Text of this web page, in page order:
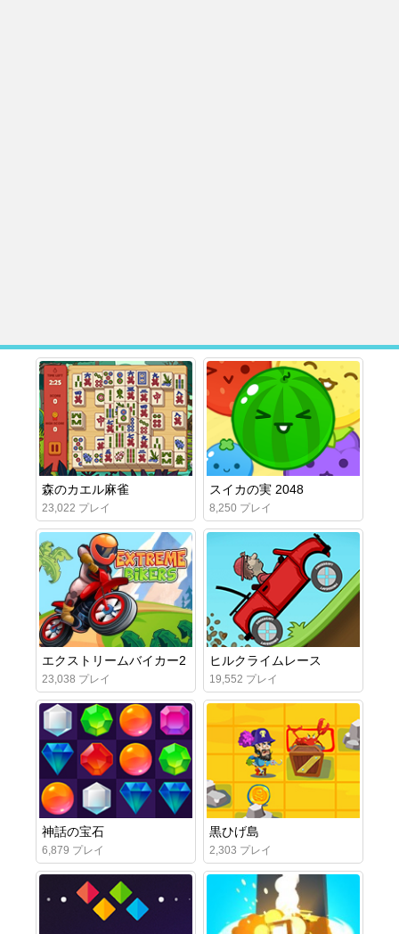
森のカエル麻雀
23,022 プレイ
スイカの実 2048
8,250 プレイ
エクストリームバイカー2
23,038 プレイ
ヒルクライムレース
19,552 プレイ
神話の宝石
6,879 プレイ
黒ひげ島
2,303 プレイ